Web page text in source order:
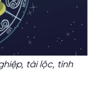
tài lộc, tình